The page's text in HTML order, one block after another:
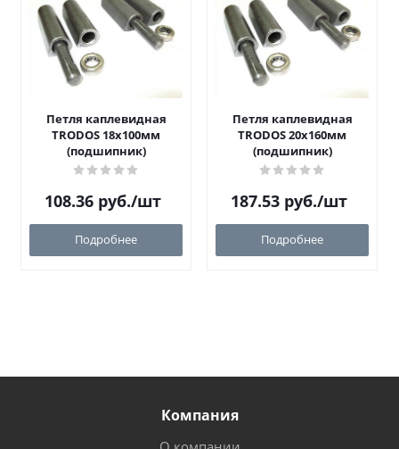
Петля каплевидная
TRODOS 18х100мм
(подшипник)
108.36 руб./шт
Подробнее
Петля каплевидная
TRODOS 20х160мм
(подшипник)
187.53 руб./шт
Подробнее
Компания